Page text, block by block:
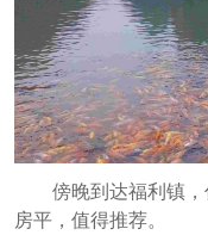
傍晚到达福利镇
房平，值得推荐。